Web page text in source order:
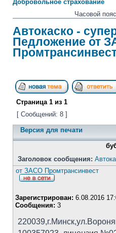
Добровольное страхование
Часовой
Автокаско -
Педложение от
Страница 1 из 1
[ Сообщений: 8 ]
Версия для печати
Заголовок сообщения:
от ЗАСО Промтрансинвест
Зарегистрирован: 6.08.2016
Сообщения: 3